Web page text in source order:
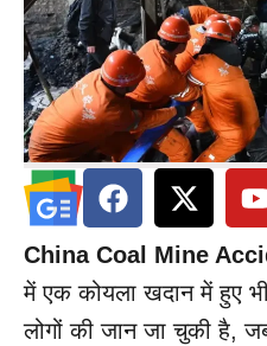
China Coal Mine
में एक कोयला खदान में हुए
लोगों की जान जा चुकी है,